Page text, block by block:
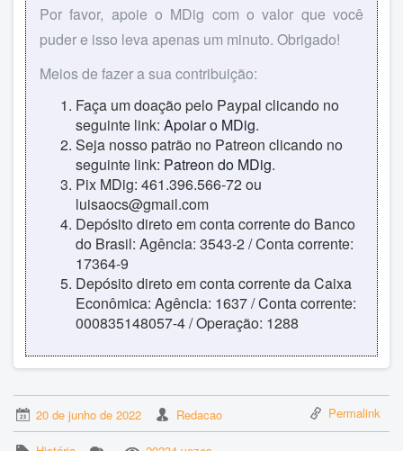
Por favor, apoie o MDig com o valor que você
puder e isso leva apenas um minuto. Obrigado!
Meios de fazer a sua contribuição:
Faça um doação pelo Paypal clicando no
seguinte link: Apoiar o MDig.
Seja nosso patrão no Patreon clicando no
seguinte link: Patreon do MDig.
Pix MDig: 461.396.566-72 ou
luisaocs@gmail.com
Depósito direto em conta corrente do Banco
do Brasil: Agência: 3543-2 / Conta corrente:
17364-9
Depósito direto em conta corrente da Caixa
Econômica: Agência: 1637 / Conta corrente:
000835148057-4 / Operação: 1288
20 de junho de 2022 Redacao Permalink